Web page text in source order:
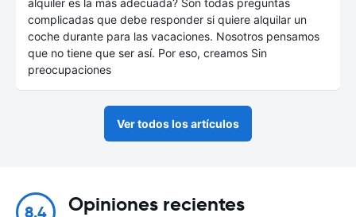
alquiler es la más adecuada? Son todas preguntas
complicadas que debe responder si quiere alquilar un
coche durante para las vacaciones. Nosotros pensamos
que no tiene que ser así. Por eso, creamos Sin
preocupaciones
Ver todos los artículos
8.4 Opiniones recientes